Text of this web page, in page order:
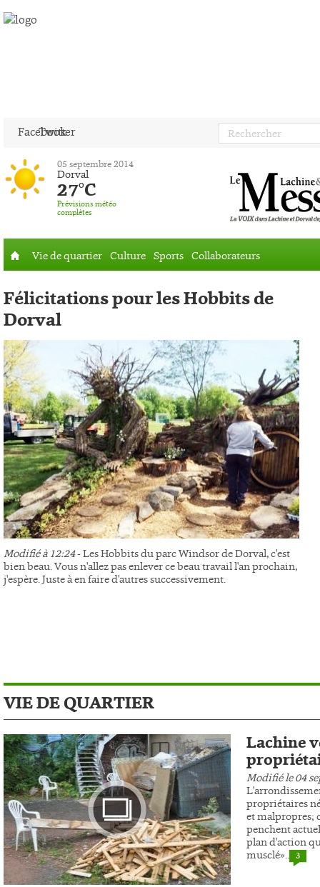
Facebook
Twitter
05 septembre 2014
Dorval
27°C
Prévisions météo
complètes
Vie de quartier Culture Sports Collaborateurs
Félicitations pour les Hobbits de
Dorval
Modifié à 12:24- Les Hobbits du parc Windsor de Dorval, c'est
bien beau. Vous n'allez pas enlever ce beau travail l'an prochain,
j'espère. Juste à en faire d'autres successivement.
VIE DE QUARTIER
Lachine
Modifié le 04
propriétaires
et malpropres;
penchent
plan d'action
musclé».. 3
Photo